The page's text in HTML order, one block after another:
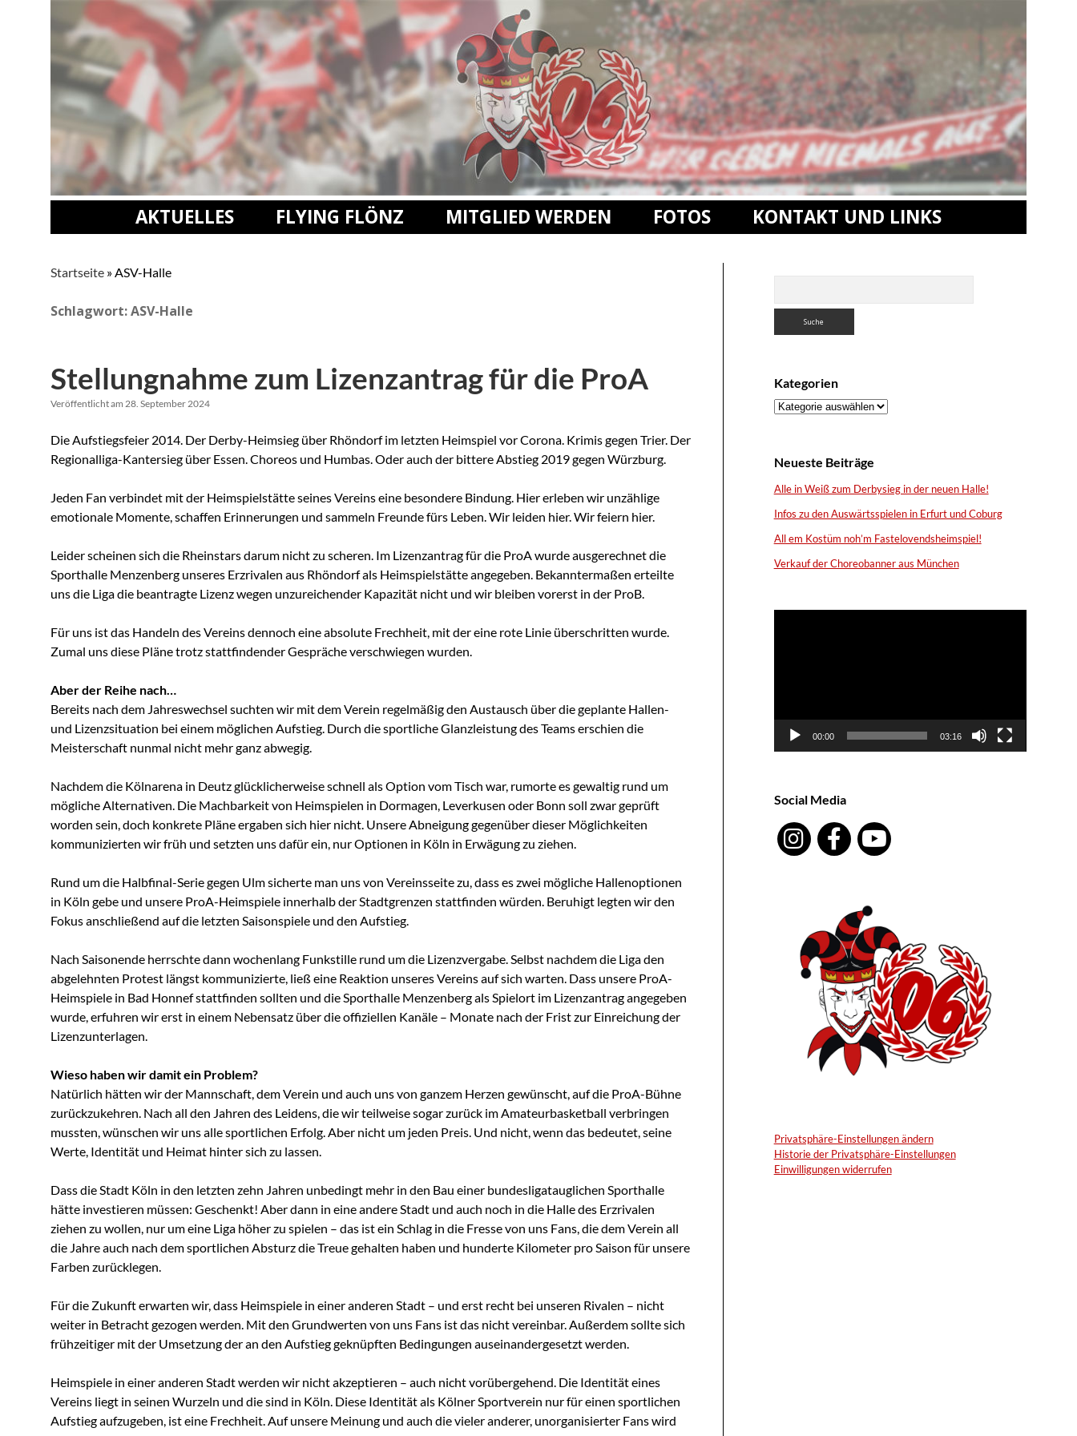
AKTUELLES FLYING FLÖNZ MITGLIED WERDEN FOTOS KONTAKT UND LINKS
Startseite »ASV-Halle
Schlagwort:ASV-Halle
Stellungnahme zum Lizenzantrag für die ProA
Veröffentlicht am 28. September 2024
Die Aufstiegsfeier 2014. Der Derby-Heimsieg über Rhöndorf im letzten Heimspiel vor Corona. Krimis gegen Trier. Der
Regionalliga-Kantersieg über Essen. Choreos und Humbas. Oder auch der bittere Abstieg 2019 gegen Würzburg.
Jeden Fan verbindet mit der Heimspielstätte seines Vereins eine besondere Bindung. Hier erleben wir unzählige
emotionale Momente, schaffen Erinnerungen und sammeln Freunde fürs Leben. Wir leiden hier. Wir feiern hier.
Leider scheinen sich die Rheinstars darum nicht zu scheren. Im Lizenzantrag für die ProA wurde ausgerechnet die
Sporthalle Menzenberg unseres Erzrivalen aus Rhöndorf als Heimspielstätte angegeben. Bekanntermaßen erteilte
uns die Liga die beantragte Lizenz wegen unzureichender Kapazität nicht und wir bleiben vorerst in der ProB.
Für uns ist das Handeln des Vereins dennoch eine absolute Frechheit, mit der eine rote Linie überschritten wurde.
Zumal uns diese Pläne trotz stattfindender Gespräche verschwiegen wurden.
Aber der Reihe nach…
Bereits nach dem Jahreswechsel suchten wir mit dem Verein regelmäßig den Austausch über die geplante Hallen-
und Lizenzsituation bei einem möglichen Aufstieg. Durch die sportliche Glanzleistung des Teams erschien die
Meisterschaft nunmal nicht mehr ganz abwegig.
Nachdem die Kölnarena in Deutz glücklicherweise schnell als Option vom Tisch war, rumorte es gewaltig rund um
mögliche Alternativen. Die Machbarkeit von Heimspielen in Dormagen, Leverkusen oder Bonn soll zwar geprüft
worden sein, doch konkrete Pläne ergaben sich hier nicht. Unsere Abneigung gegenüber dieser Möglichkeiten
kommunizierten wir früh und setzten uns dafür ein, nur Optionen in Köln in Erwägung zu ziehen.
Rund um die Halbfinal-Serie gegen Ulm sicherte man uns von Vereinsseite zu, dass es zwei mögliche Hallenoptionen
in Köln gebe und unsere ProA-Heimspiele innerhalb der Stadtgrenzen stattfinden würden. Beruhigt legten wir den
Fokus anschließend auf die letzten Saisonspiele und den Aufstieg.
Nach Saisonende herrschte dann wochenlang Funkstille rund um die Lizenzvergabe. Selbst nachdem die Liga den
abgelehnten Protest längst kommunizierte, ließ eine Reaktion unseres Vereins auf sich warten. Dass unsere ProA-
Heimspiele in Bad Honnef stattfinden sollten und die Sporthalle Menzenberg als Spielort im Lizenzantrag angegeben
wurde, erfuhren wir erst in einem Nebensatz über die offiziellen Kanäle – Monate nach der Frist zur Einreichung der
Lizenzunterlagen.
Wieso haben wir damit ein Problem?
Natürlich hätten wir der Mannschaft, dem Verein und auch uns von ganzem Herzen gewünscht, auf die ProA-Bühne
zurückzukehren. Nach all den Jahren des Leidens, die wir teilweise sogar zurück im Amateurbasketball verbringen
mussten, wünschen wir uns alle sportlichen Erfolg. Aber nicht um jeden Preis. Und nicht, wenn das bedeutet, seine
Werte, Identität und Heimat hinter sich zu lassen.
Dass die Stadt Köln in den letzten zehn Jahren unbedingt mehr in den Bau einer bundesligatauglichen Sporthalle
hätte investieren müssen: Geschenkt! Aber dann in eine andere Stadt und auch noch in die Halle des Erzrivalen
ziehen zu wollen, nur um eine Liga höher zu spielen – das ist ein Schlag in die Fresse von uns Fans, die dem Verein all
die Jahre auch nach dem sportlichen Absturz die Treue gehalten haben und hunderte Kilometer pro Saison für unsere
Farben zurücklegen.
Für die Zukunft erwarten wir, dass Heimspiele in einer anderen Stadt – und erst recht bei unseren Rivalen – nicht
weiter in Betracht gezogen werden. Mit den Grundwerten von uns Fans ist das nicht vereinbar. Außerdem sollte sich
frühzeitiger mit der Umsetzung der an den Aufstieg geknüpften Bedingungen auseinandergesetzt werden.
Heimspiele in einer anderen Stadt werden wir nicht akzeptieren – auch nicht vorübergehend. Die Identität eines
Vereins liegt in seinen Wurzeln und die sind in Köln. Diese Identität als Kölner Sportverein nur für einen sportlichen
Aufstieg aufzugeben, ist eine Frechheit. Auf unsere Meinung und auch die vieler anderer, unorganisierter Fans wird
Kategorien
Kategorien
Neueste Beiträge
Alle in Weiß zum Derbysieg in der neuen Halle!
Infos zu den Auswärtsspielen in Erfurt und Coburg
All em Kostüm noh’m Fastelovendsheimspiel!
Verkauf der Choreobanner aus München
00:00 03:16
Social Media
Privatsphäre-Einstellungen ändern
Historie der Privatsphäre-Einstellungen
Einwilligungen widerrufen